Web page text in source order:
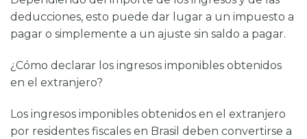
deducciones, esto puede dar lugar a un impuesto a
pagar o simplemente a un ajuste sin saldo a pagar.
¿Cómo declarar los ingresos imponibles obtenidos
en el extranjero?
Los ingresos imponibles obtenidos en el extranjero
por residentes fiscales en Brasil deben convertirse a